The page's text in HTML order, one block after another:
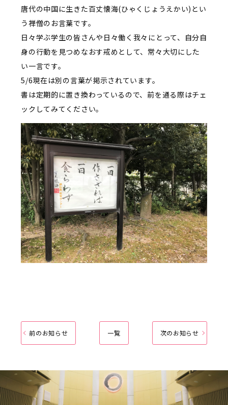
唐代の中国に生きた百丈懐海(ひゃくじょうえかい) とい
う禅僧のお言葉です。
日々学ぶ学生の皆さんや日々働く我々にとって、自分自
身の行動を見つめなおす戒めとして、常々大切にした
い一言です。
5/6現在は別の言葉が掲示されています。
書は定期的に置き換わっているので、前を通る際はチェ
ックしてみてください。
前のお知らせ 一覧 次のお知らせ